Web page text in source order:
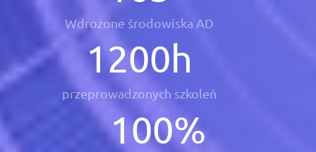
Wdrożone środowiska AD
1200h
przeprowadzonych szkoleń
100%